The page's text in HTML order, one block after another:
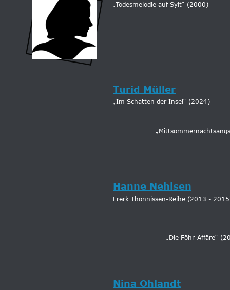
„Todesmelodie auf Sylt“ (2000)
Turid Müller
„Im Schatten der Insel“ (2024)
Hanne Nehlsen
Frerk Thönnissen-Reihe (2013 -
„Die Föhr-Affäre“
Nina Ohlandt